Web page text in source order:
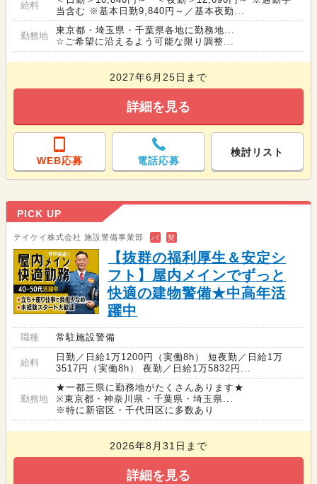
給料
当含む ※基本日勤9,840円～／基本夜勤...
勤務地
東京都・埼玉県・千葉県各地に勤務地...
☆ご希望に沿えるよう可能な限り調整...
2027年6月25日まで
詳細を見る
WEB応募 電話応募
検討リスト
PICK UP
テイケイ株式会社 施設警備事業部 バ 契
【抜群の福利厚生＆安定シ
フト】屋内メインでずっと
快適の建物警備★中高年活
躍中
職種 常駐施設警備
給料
日勤／日給1万1200円（実働8h） 短夜勤／日給1万
3517円（実働8h） 夜勤／日給1万5832円...
勤務地
★一都三県に勤務地がたくさんあります★
※東京都・神奈川県・千葉県・埼玉県...
※特に新宿区・千代田区に多数あり
2026年8月31日まで
詳細を見る